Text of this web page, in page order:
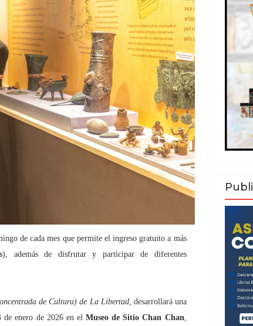
de cada mes que permite el ingreso gratuito a más
), además de disfrutar y participar de diferentes
de Cultura) de La Libertad, desarrollará una
de enero de 2026 en elMuseo de Sitio Chan Chan,